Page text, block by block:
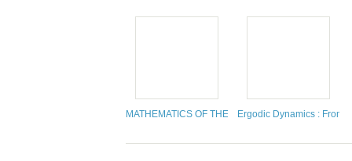
MATHEMATICS OF THE BOND MARKET: A LEVY
Ergodic Dynamics : From